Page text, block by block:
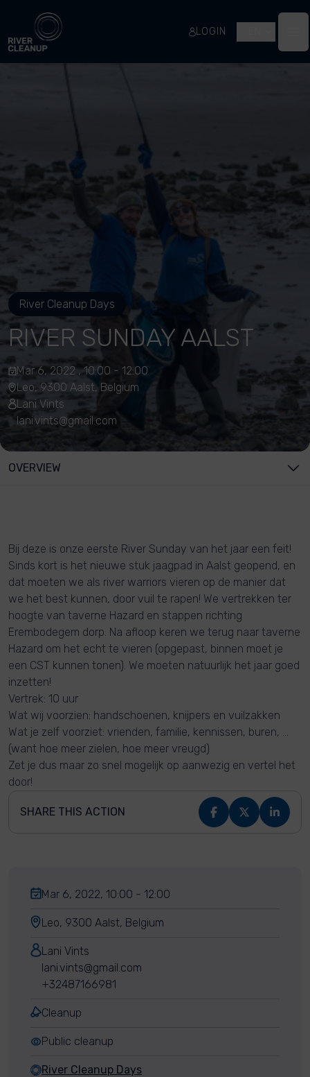
River Cleanup
LOGIN
River Cleanup Days
RIVER SUNDAY AALST
Mar 6, 2022 , 10:00 - 12:00
Leo, 9300 Aalst, Belgium
Lani Vints
lani.vints@gmail.com
OVERVIEW
Bij deze is onze eerste River Sunday van het jaar een feit!
Sinds kort is het nieuwe stuk jaagpad in Aalst geopend, en
dat moeten we als river warriors vieren op de manier dat
we het best kunnen, door vuil te rapen! We vertrekken ter
hoogte van taverne Hazard en stappen richting
Erembodegem dorp. Na afloop keren we terug naar taverne
Hazard om het echt te vieren (opgepast, binnen moet je
een CST kunnen tonen). We moeten natuurlijk het jaar goed
inzetten!
Vertrek: 10 uur
Wat wij voorzien: handschoenen, knijpers en vuilzakken
Wat je zelf voorziet: vrienden, familie, kennissen, buren, ...
(want hoe meer zielen, hoe meer vreugd)
Zet je dus maar zo snel mogelijk op aanwezig en vertel het
door!
SHARE THIS ACTION
Mar 6, 2022, 10:00 - 12:00
Leo, 9300 Aalst, Belgium
Lani Vints
lani.vints@gmail.com
+32487166981
Cleanup
Public cleanup
River Cleanup Days